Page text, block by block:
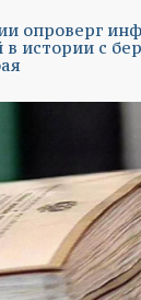
опроверг
в истории с